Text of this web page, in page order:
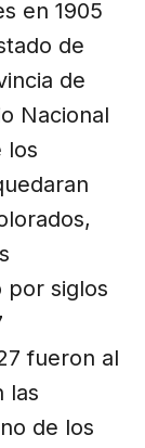
en 1905
de
de
Nacional
los
por siglos
fueron al
las
de los